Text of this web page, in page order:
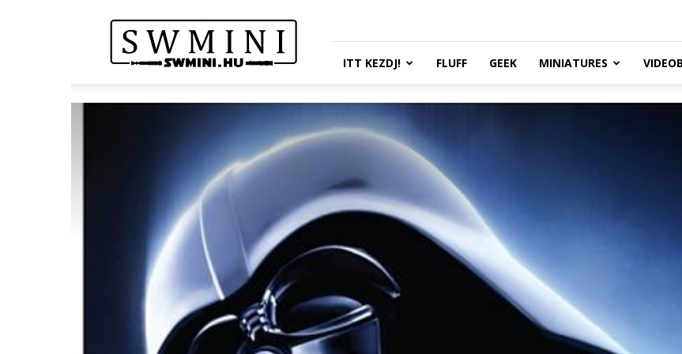
Wars
Miniatures
Portál
ITT KEZDJ! FLUFF GEEK MINIATURES